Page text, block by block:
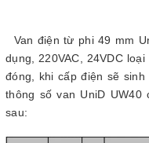
Van điện từ phi 49 mm
dụng, 220VAC, 24VDC
đóng, khi cấp điện sẽ
thông số van UniD UW40
sau: